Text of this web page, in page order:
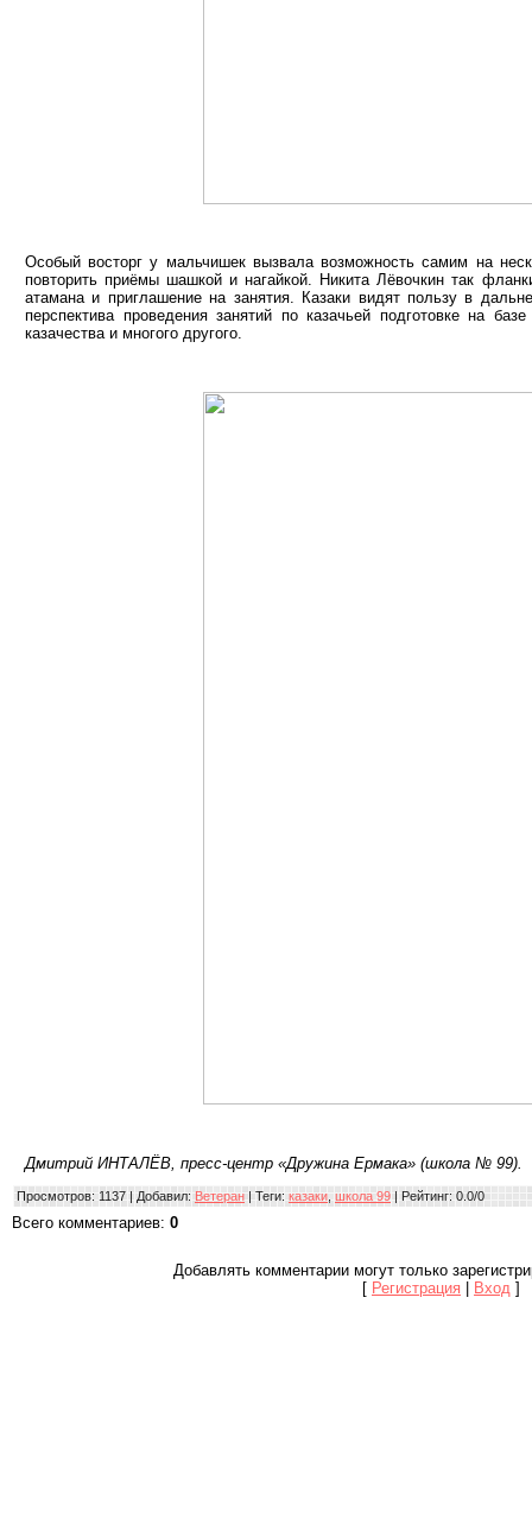
Особый восторг у мальчишек вызвала возможность самим на
повторить приёмы шашкой и нагайкой. Никита Лёвочкин так
атамана и приглашение на занятия. Казаки видят пользу в
перспектива проведения занятий по казачьей подготовке на
казачества и многого другого.
Дмитрий ИНТАЛЁВ, пресс-центр «Дружина Ермака» (школа № 99).
Просмотров: 1137 | Добавил: Ветеран | Теги: казаки школа 99 | Рейтинг: 0.0/0
Всего комментариев: 0
Добавлять комментарии могут только
[ Регистрация Вход ]